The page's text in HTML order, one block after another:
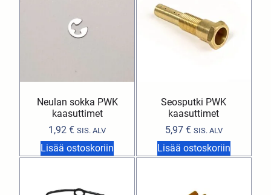
Neulan sokka PWK
kaasuttimet
1,92€ SIS. ALV
Lisää ostoskoriin
Seosputki PWK
kaasuttimet
5,97 € SIS. ALV
Lisää ostoskoriin